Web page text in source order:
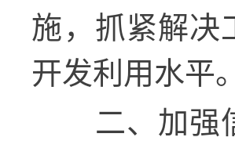
施，抓紧解决
开发利用水平。
二、加强